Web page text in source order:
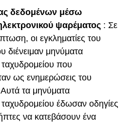
δεδομένων μέσω
ψαρέματος : Σε
οι εγκληματίες του
διένειμαν μηνύματα
ταχυδρομείου που
ως ενημερώσεις του
τα μηνύματα
ταχυδρομείου έδωσαν οδηγίες
να κατεβάσουν ένα